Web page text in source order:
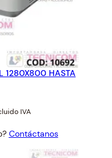
1280X800 HASTA
IVA
Contáctanos